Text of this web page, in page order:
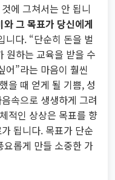
에 그쳐서는 안 됩니
와 그 목표가 당신에게
니다. “단순히 돈을 벌
원하는 교육을 받을 수
어”라는 마음이 훨씬
을 때 얻게 될 기쁨, 성
속으로 생생하게 그려
적인 상상은 목표를 향
됩니다. 목표가 단순
요롭게 만들 소중한 가